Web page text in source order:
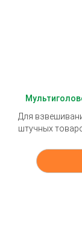
Для
штучных